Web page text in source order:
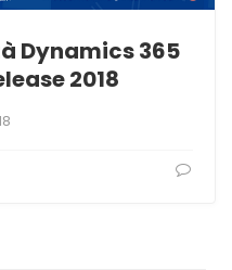
Dynamics 365
2018